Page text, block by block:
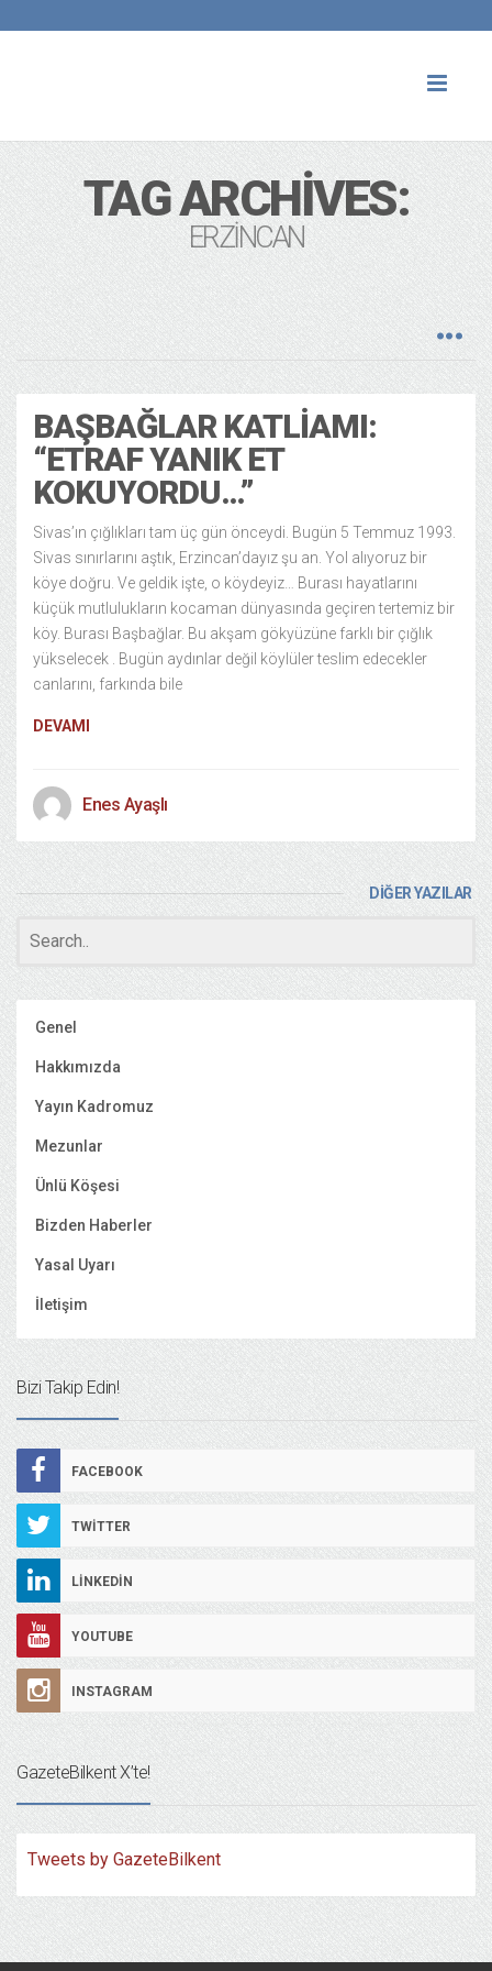
TAG ARCHIVES:
ERZINCAN
BAŞBAĞLAR KATLIAMI:
“ETRAF YANIK ET
KOKUYORDU…”
Sivas’ın çığlıkları tam üç gün önceydi. Bugün 5 Temmuz 1993.
Sivas sınırlarını aştık, Erzincan’dayız şu an. Yol alıyoruz bir
köye doğru. Ve geldik işte, o köydeyiz… Burası hayatlarını
küçük mutlulukların kocaman dünyasında geçiren tertemiz bir
köy. Burası Başbağlar. Bu akşam gökyüzüne farklı bir çığlık
yükselecek . Bugün aydınlar değil köylüler teslim edecekler
canlarını, farkında bile
DEVAMI
Enes Ayaşlı
DİĞER YAZILAR
Genel
Hakkımızda
Yayın Kadromuz
Mezunlar
Ünlü Köşesi
Bizden Haberler
Yasal Uyarı
İletişim
Bizi Takip Edin!
FACEBOOK
TWITTER
LINKEDIN
YOUTUBE
INSTAGRAM
GazeteBilkent X’te!
Tweets by GazeteBilkent